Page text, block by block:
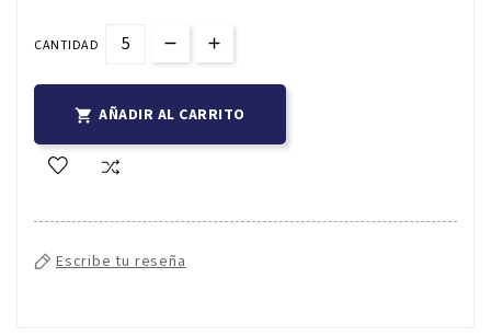
CANTIDAD
 AÑADIR AL CARRITO
Escribe tu reseña